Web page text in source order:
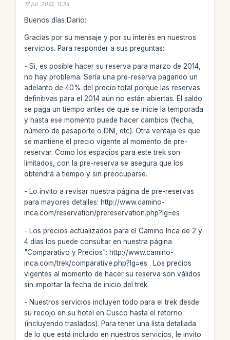
17 júl. 2013, 11:34
Buenos días Dario:
Gracias por su mensaje y por su interés en nuestros
servicios. Para responder a sus preguntas:
- Si, es posible hacer su reserva para marzo de 2014,
no hay problema. Sería una pre-reserva pagando un
adelanto de 40% del precio total porque las reservas
definitivas para el 2014 aún no están abiertas. El saldo
se paga un tiempo antes de que se inicie la temporada
y hasta ese momento puede hacer cambios (fecha,
número de pasaporte o DNI, etc). Otra ventaja es que
se mantiene el precio vigente al momento de pre-
reservar. Como los espacios para este trek son
limitados, con la pre-reserva se asegura que los
obtendrá a tiempo y sin preocuparse.
- Lo invito a revisar nuestra página de pre-reservas
para mayores detalles: http://www.camino-
inca.com/reservation/prereservation.php?lg=es
- Los precios actualizados para el Camino Inca de 2 y
4 días los puede consultar en nuestra página
"Comparativo y Precios": http://www.camino-
inca.com/trek/comparative.php?lg=es . Los precios
vigentes al momento de hacer su reserva son válidos
sin importar la fecha de inicio del trek.
- Nuestros servicios incluyen todo para el trek desde
su recojo en su hotel en Cusco hasta el retorno
(incluyendo traslados). Para tener una lista detallada
de lo que está incluido en nuestros servicios, le invito